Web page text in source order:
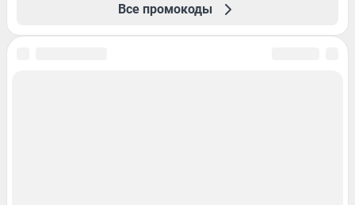
Все промокоды